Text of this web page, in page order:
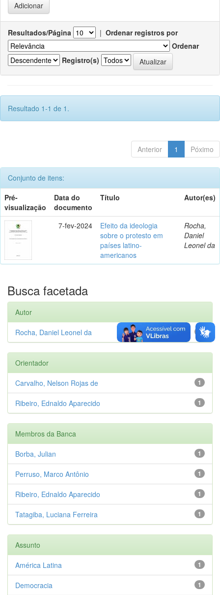
Resultados/Página | Ordenar registros por
Ordenar
Registro(s)
Resultado 1-1 de 1.
Anterior 1 Póximo
Conjunto de itens:
Pré-
visualização
Data do
documento
Título Autor(es)
7-fev-2024
Efeito da ideologia
sobre o protesto em
países latino-
americanos
Rocha,
Daniel
Leonel da
Busca facetada
Autor
1
Rocha, Daniel Leonel da
Orientador
1
Carvalho, Nelson Rojas de
1
Ribeiro, Ednaldo Aparecido
Membros da Banca
1
Borba, Julian
1
Perruso, Marco Antônio
1
Ribeiro, Ednaldo Aparecido
1
Tatagiba, Luciana Ferreira
Assunto
1
América Latina
1
Democracia